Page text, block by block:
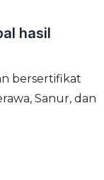
hasil
bersertifikat
Sanur, dan